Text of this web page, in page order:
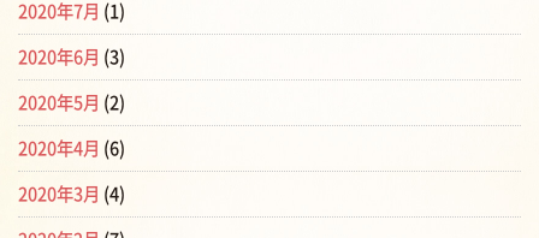
2020年7月 (1)
2020年6月 (3)
2020年5月 (2)
2020年4月 (6)
2020年3月 (4)